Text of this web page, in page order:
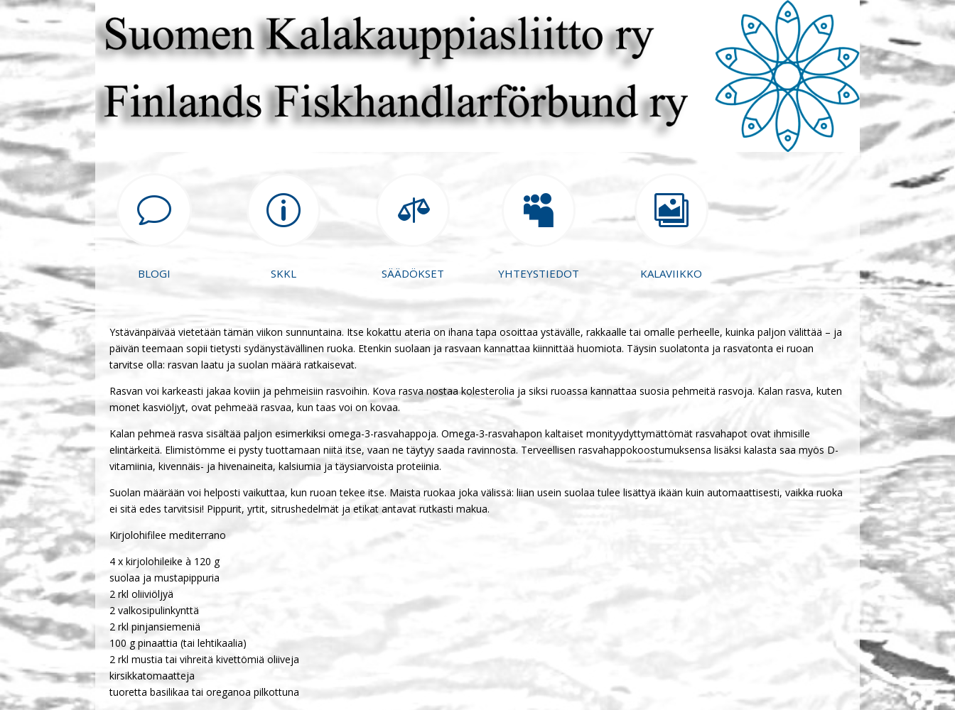
v
BLOGI
p
SKKL

SÄÄDÖKSET

YHTEYSTIEDOT

KALAVIIKKO
Ystävänpäivää vietetään tämän viikon sunnuntaina. Itse kokattu ateria on ihana tapa osoittaa ystävälle, rakkaalle tai omalle perheelle, kuinka paljon välittää – ja
päivän teemaan sopii tietysti sydänystävällinen ruoka. Etenkin suolaan ja rasvaan kannattaa kiinnittää huomiota. Täysin suolatonta ja rasvatonta ei ruoan
tarvitse olla: rasvan laatu ja suolan määrä ratkaisevat.
Rasvan voi karkeasti jakaa koviin ja pehmeisiin rasvoihin. Kova rasva nostaa kolesterolia ja siksi ruoassa kannattaa suosia pehmeitä rasvoja. Kalan rasva, kuten
monet kasviöljyt, ovat pehmeää rasvaa, kun taas voi on kovaa.
Kalan pehmeä rasva sisältää paljon esimerkiksi omega-3-rasvahappoja. Omega-3-rasvahapon kaltaiset monityydyttymättömät rasvahapot ovat ihmisille
elintärkeitä. Elimistömme ei pysty tuottamaan niitä itse, vaan ne täytyy saada ravinnosta. Terveellisen rasvahappokoostumuksensa lisäksi kalasta saa myös D-
vitamiinia, kivennäis- ja hivenaineita, kalsiumia ja täysiarvoista proteiinia.
Suolan määrään voi helposti vaikuttaa, kun ruoan tekee itse. Maista ruokaa joka välissä: liian usein suolaa tulee lisättyä ikään kuin automaattisesti, vaikka ruoka
ei sitä edes tarvitsisi! Pippurit, yrtit, sitrushedelmät ja etikat antavat rutkasti makua.
Kirjolohifilee mediterrano
4 x kirjolohileike à 120 g
suolaa ja mustapippuria
2 rkl oliiviöljyä
2 valkosipulinkynttä
2 rkl pinjansiemeniä
100 g pinaattia (tai lehtikaalia)
2 rkl mustia tai vihreitä kivettömiä oliiveja
kirsikkatomaatteja
tuoretta basilikaa tai oreganoa pilkottuna